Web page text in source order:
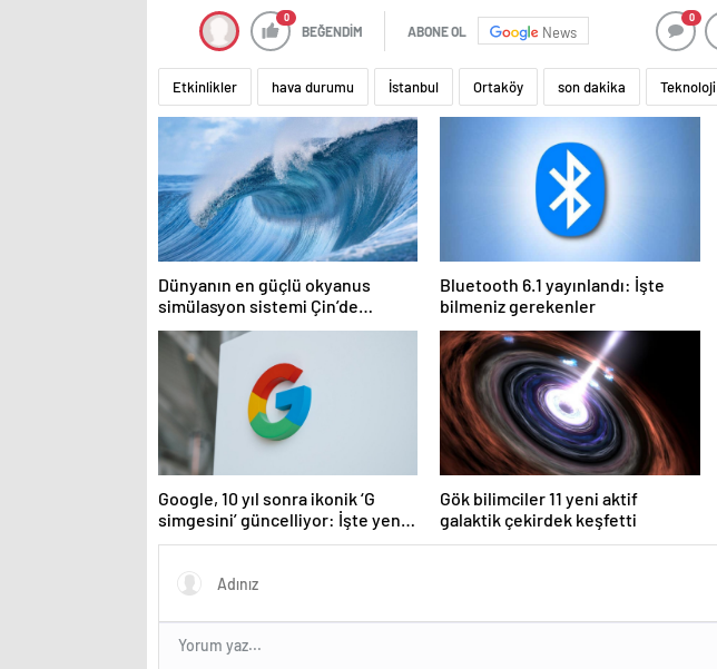
0
BEĞENDİM ABONE OL News
0
Etkinlikler hava durumu İstanbul Ortaköy son dakika Teknoloji
Dünyanın en güçlü okyanus
simülasyon sistemi Çin’de
faaliyete geçiyor
Bluetooth 6.1 yayınlandı: İşte
bilmeniz gerekenler
Google, 10 yıl sonra ikonik ‘G
simgesini’ güncelliyor: İşte yeni
tasarım
Gök bilimciler 11 yeni aktif
galaktik çekirdek keşfetti